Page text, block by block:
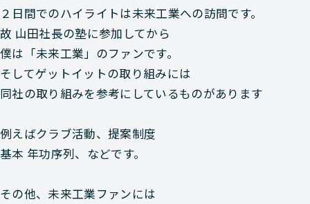
２日間でのハイライトは未来工業への訪問です。
故 山田社長の塾に参加してから
僕は「未来工業」のファンです。
そしてゲットイットの取り組みには
同社の取り組みを参考にしているものがあります
例えばクラブ活動、提案制度
基本 年功序列、などです。
その他、未来工業ファンには